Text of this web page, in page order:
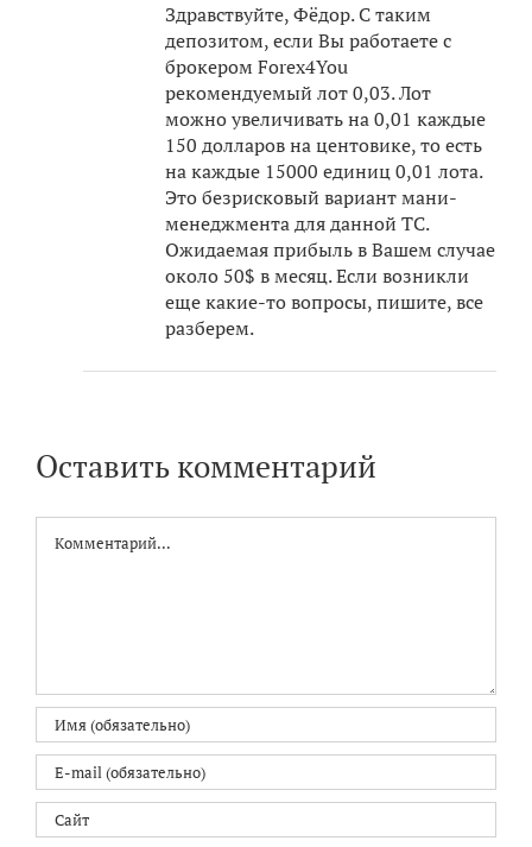
Здравствуйте, Фёдор. С таким
депозитом, если Вы работаете с
брокером Forex4You
рекомендуемый лот 0,03. Лот
можно увеличивать на 0,01 каждые
150 долларов на центовике, то есть
на каждые 15000 единиц 0,01 лота.
Это безрисковый вариант мани-
менеджмента для данной ТС.
Ожидаемая прибыль в Вашем случае
около 50$ в месяц. Если возникли
еще какие-то вопросы, пишите, все
разберем.
Оставить комментарий